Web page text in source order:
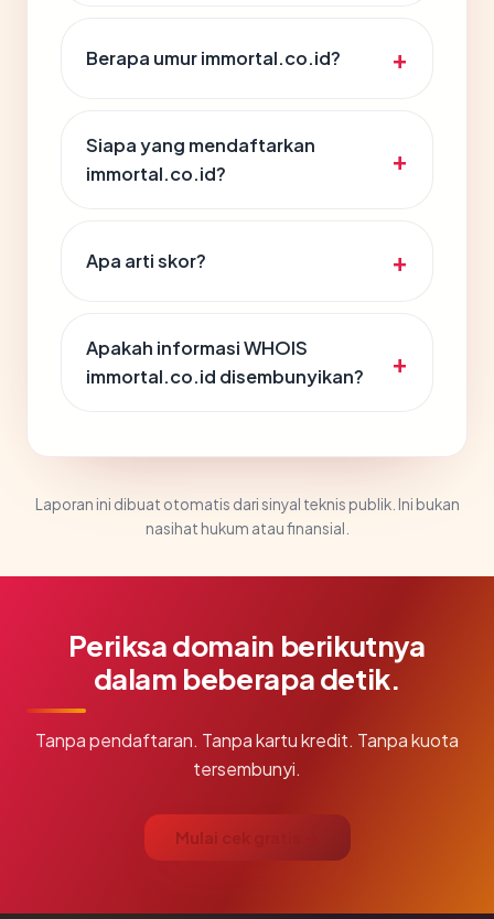
Berapa umur immortal.co.id?
Siapa yang mendaftarkan
immortal.co.id?
Apa arti skor?
Apakah informasi WHOIS
immortal.co.id disembunyikan?
Laporan ini dibuat otomatis dari sinyal teknis publik. Ini bukan
nasihat hukum atau finansial.
Periksa domain berikutnya
dalam beberapa detik.
Tanpa pendaftaran. Tanpa kartu kredit. Tanpa kuota
tersembunyi.
Mulai cek gratis →